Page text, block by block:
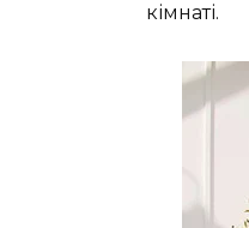
кімнаті.